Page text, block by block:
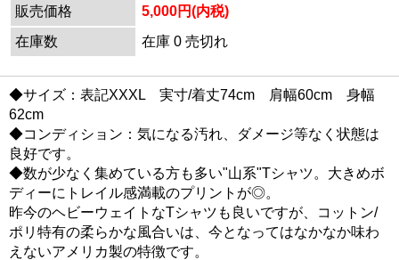
販売価格
5,000円(内税)
在庫数
在庫 0 売切れ
◆サイズ：表記XXXL 実寸/着丈74cm 肩幅60cm 身幅
62cm
◆コンディション：気になる汚れ、ダメージ等なく状態は
良好です。
◆数が少なく集めている方も多い"山系"Tシャツ。大きめボ
ディーにトレイル感満載のプリントが◎。
昨今のヘビーウェイトなTシャツも良いですが、コットン/
ポリ特有の柔らかな風合いは、今となってはなかなか味わ
えないアメリカ製の特徴です。